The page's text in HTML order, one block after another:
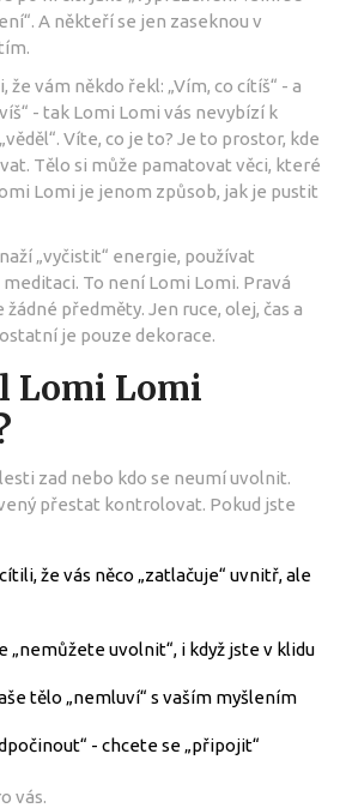
A někteří se jen zaseknou v
že vám někdo řekl: „Vím, co cítíš“ - a
- tak Lomi Lomi vás nevybízí k
Víte, co je to? Je to prostor, kde
Tělo si může pamatovat věci, které
Lomi je jenom způsob, jak je pustit
„vyčistit“ energie, používat
To není Lomi Lomi. Pravá
předměty. Jen ruce, olej, čas a
je pouze dekorace.
Lomi Lomi
zad nebo kdo se neumí uvolnit.
přestat kontrolovat. Pokud jste
že vás něco „zatlačuje“ uvnitř, ale
„nemůžete uvolnit“, i když jste v klidu
tělo „nemluví“ s vaším myšlením
- chcete se „připojit“
vás.